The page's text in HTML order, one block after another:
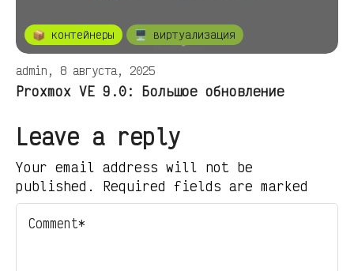
📦 контейнеры 🖥️ виртуализация
admin, 8 августа, 2025
Proxmox VE 9.0: Большое обновление
Leave a reply
Your email address will not be
published. Required fields are marked